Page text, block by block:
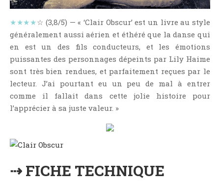
NOS VIDÉOS
RENDEZ-VOUS LIVRESQUES
SWAPS & CHALLENGES
LES TAGS
QUI SOMMES-NOUS ?
CONTACT
Amitié
Articles De Marion
★★★★☆ (3,8/5) — « ‘Clair Obscur’ est un livre au style
généralement aussi aérien et éthéré que la danse qui
en est un des fils conducteurs, et les émotions
puissantes des personnages dépeints par Lily Haime
sont très bien rendues, et parfaitement reçues par le
lecteur. J’ai pourtant eu un peu de mal à entrer
comme il fallait dans cette jolie histoire pour
l’apprécier à sa juste valeur. »
⇢ FICHE TECHNIQUE